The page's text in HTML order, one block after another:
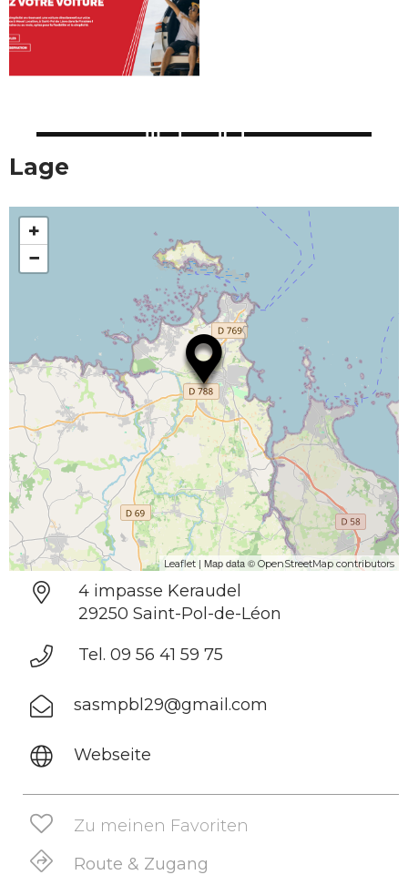
Lage
+
−
Leaflet | Map data © OpenStreetMap contributors
4 impasse Keraudel
29250 Saint-Pol-de-Léon
Tel. 09 56 41 59 75
sasmpbl29@gmail.com
Webseite
Zu meinen Favoriten
Route & Zugang